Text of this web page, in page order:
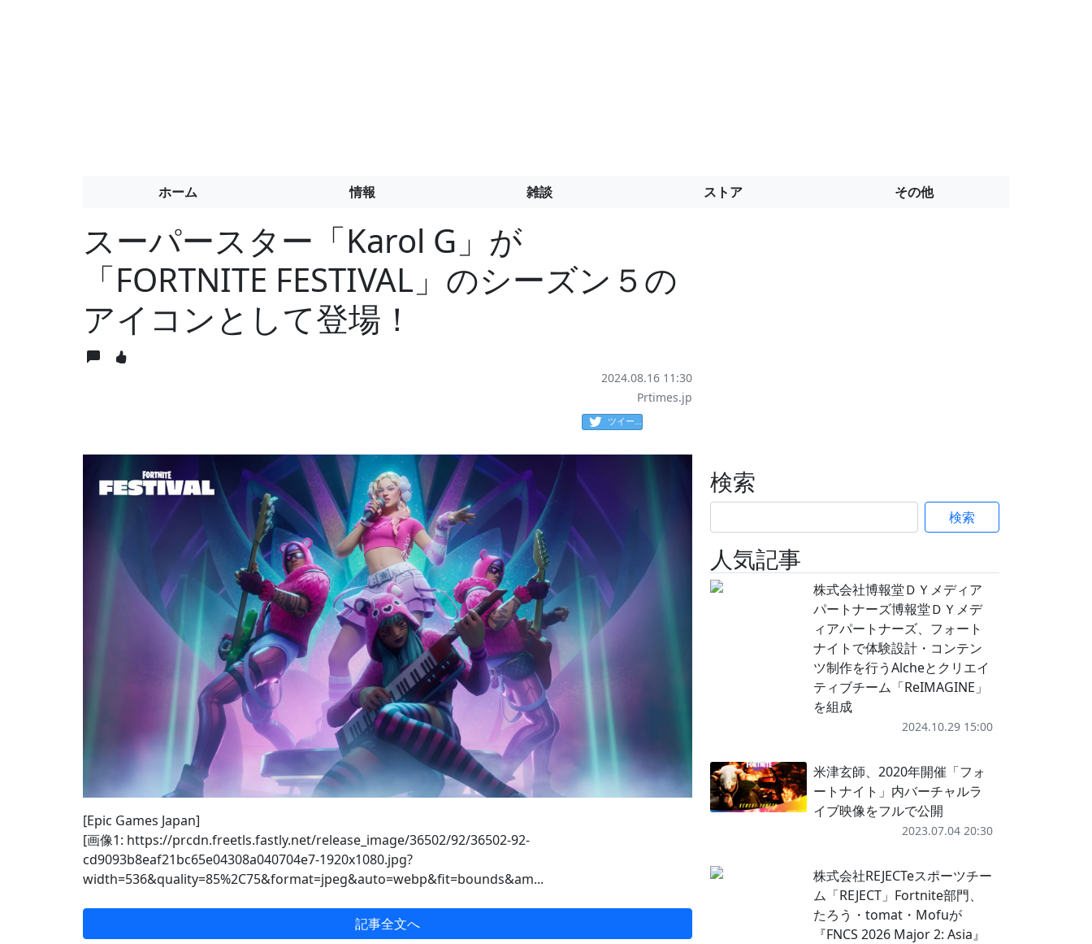
ホーム 情報 雑談 ストア その他
スーパースター「Karol G」が
「FORTNITE FESTIVAL」のシーズン５の
アイコンとして登場！
2024.08.16 11:30
Prtimes.jp
ツイート
[Epic Games Japan]
[画像1: https://prcdn.freetls.fastly.net/release_image/36502/92/36502-92-
cd9093b8eaf21bc65e04308a040704e7-1920x1080.jpg?
width=536&quality=85%2C75&format=jpeg&auto=webp&fit=bounds&am...
記事全文へ
検索
検索
人気記事
株式会社博報堂ＤＹメディア
パートナーズ博報堂ＤＹメデ
ィアパートナーズ、フォート
ナイトで体験設計・コンテン
ツ制作を行うAlcheとクリエイ
ティブチーム「ReIMAGINE」
を組成
2024.10.29 15:00
米津玄師、2020年開催「フォ
ートナイト」内バーチャルラ
イブ映像をフルで公開
2023.07.04 20:30
株式会社REJECTeスポーツチー
ム「REJECT」Fortnite部門、
たろう・tomat・Mofuが
『FNCS 2026 Major 2: Asia』